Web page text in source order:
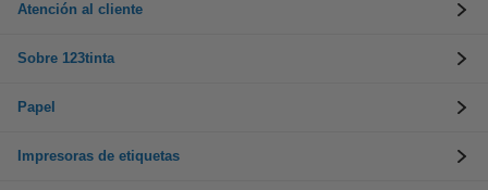
Atención al cliente
Sobre 123tinta
Papel
Impresoras de etiquetas